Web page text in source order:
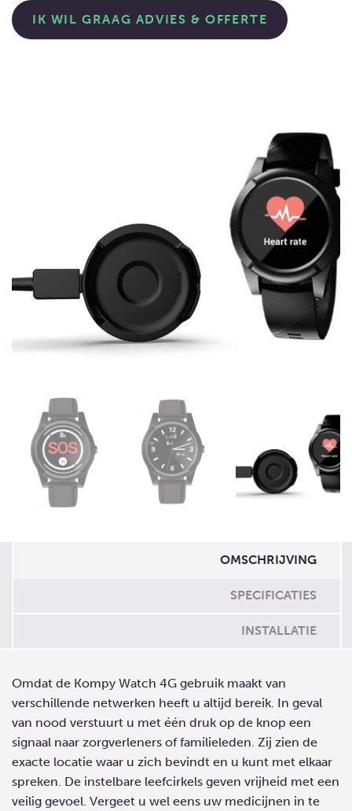
IK WIL GRAAG ADVIES & OFFERTE
OMSCHRIJVING
SPECIFICATIES
INSTALLATIE
Omdat de Kompy Watch 4G gebruik maakt van
verschillende netwerken heeft u altijd bereik. In geval
van nood verstuurt u met één druk op de knop een
signaal naar zorgverleners of familieleden. Zij zien de
exacte locatie waar u zich bevindt en u kunt met elkaar
spreken. De instelbare leefcirkels geven vrijheid met een
veilig gevoel. Vergeet u wel eens uw medicijnen in te